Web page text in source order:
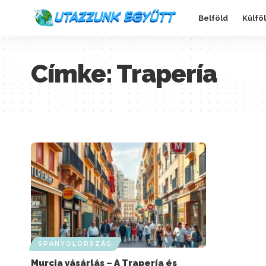
Belföld
Címke:Trapería
SPANYOLORSZÁG
Murcia vásárlás – A Trapería és